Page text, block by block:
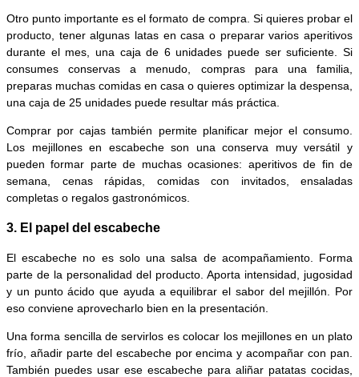
Otro punto importante es el formato de compra. Si quieres probar el
producto, tener algunas latas en casa o preparar varios aperitivos
durante el mes, una caja de 6 unidades puede ser suficiente. Si
consumes conservas a menudo, compras para una familia,
preparas muchas comidas en casa o quieres optimizar la despensa,
una caja de 25 unidades puede resultar más práctica.
Comprar por cajas también permite planificar mejor el consumo.
Los mejillones en escabeche son una conserva muy versátil y
pueden formar parte de muchas ocasiones: aperitivos de fin de
semana, cenas rápidas, comidas con invitados, ensaladas
completas o regalos gastronómicos.
3. El papel del escabeche
El escabeche no es solo una salsa de acompañamiento. Forma
parte de la personalidad del producto. Aporta intensidad, jugosidad
y un punto ácido que ayuda a equilibrar el sabor del mejillón. Por
eso conviene aprovecharlo bien en la presentación.
Una forma sencilla de servirlos es colocar los mejillones en un plato
frío, añadir parte del escabeche por encima y acompañar con pan.
También puedes usar ese escabeche para aliñar patatas cocidas,